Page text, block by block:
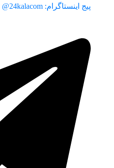
پیج اینستاگرام: 24kalacom@